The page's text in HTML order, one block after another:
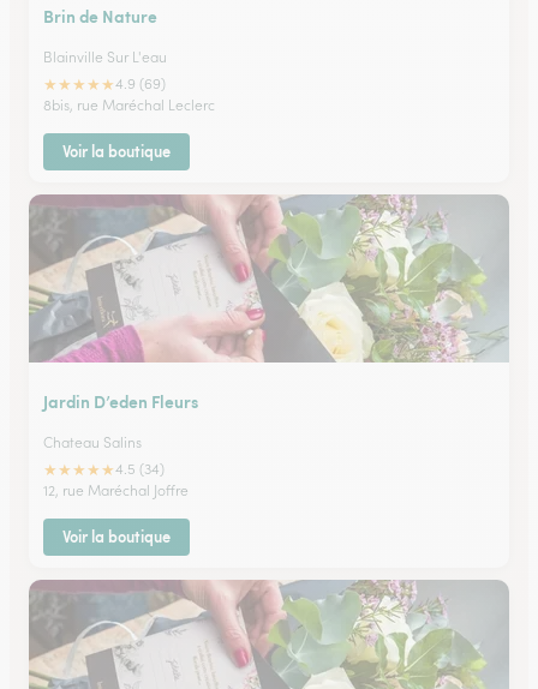
Brin de Nature
Blainville Sur L'eau
★★★★★4.9 (69)
8bis, rue Maréchal Leclerc
Voir la boutique
Jardin D’eden Fleurs
Chateau Salins
★★★★★4.5 (34)
12, rue Maréchal Joffre
Voir la boutique